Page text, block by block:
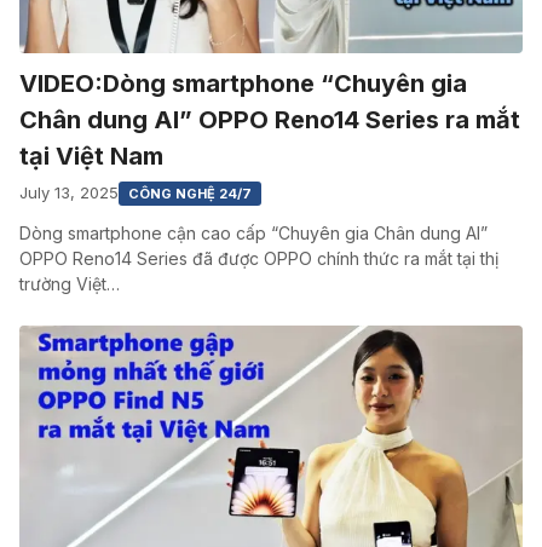
VIDEO:Dòng smartphone “Chuyên gia
Chân dung AI” OPPO Reno14 Series ra mắt
tại Việt Nam
July 13, 2025 CÔNG NGHỆ 24/7
Dòng smartphone cận cao cấp “Chuyên gia Chân dung AI”
OPPO Reno14 Series đã được OPPO chính thức ra mắt tại thị
trường Việt…